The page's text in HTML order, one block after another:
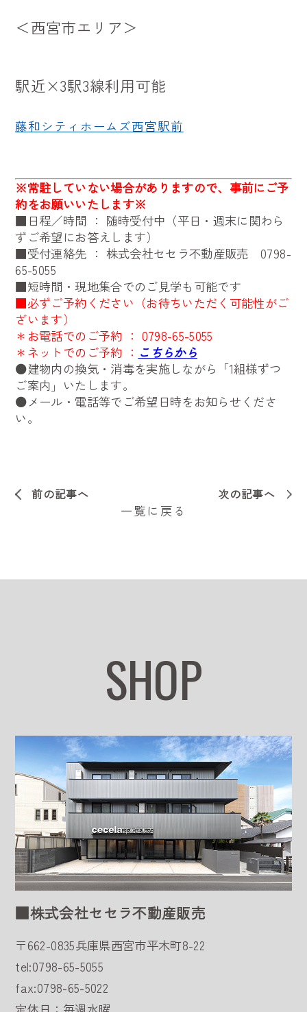
＜西宮市エリア＞
駅近×3駅3線利用可能
藤和シティホームズ西宮駅前
※常駐していない場合がありますので、事前にご予
約をお願いいたします※
■日程／時間 ： 随時受付中（平日・週末に関わら
ずご希望にお答えします）
■受付連絡先 ： 株式会社セセラ不動産販売 0798-
65-5055
■短時間・現地集合でのご見学も可能です
■必ずご予約ください（お待ちいただく可能性がご
ざいます）
＊お電話でのご予約 ： 0798-65-5055
＊ネットでのご予約 ： こちらから
●建物内の換気・消毒を実施しながら「1組様ずつ
ご案内」いたします。
●メール・電話等でご希望日時をお知らせくださ
い。
前の記事へ 次の記事へ
一覧に戻る
SHOP
■株式会社セセラ不動産販売
〒662-0835兵庫県西宮市平木町8-22
tel:0798-65-5055
fax:0798-65-5022